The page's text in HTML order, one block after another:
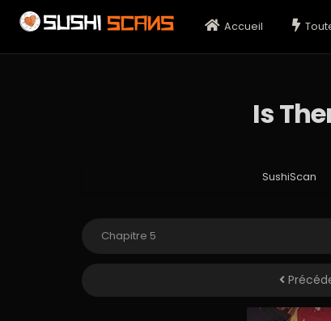
Accueil
Is
SushiScan